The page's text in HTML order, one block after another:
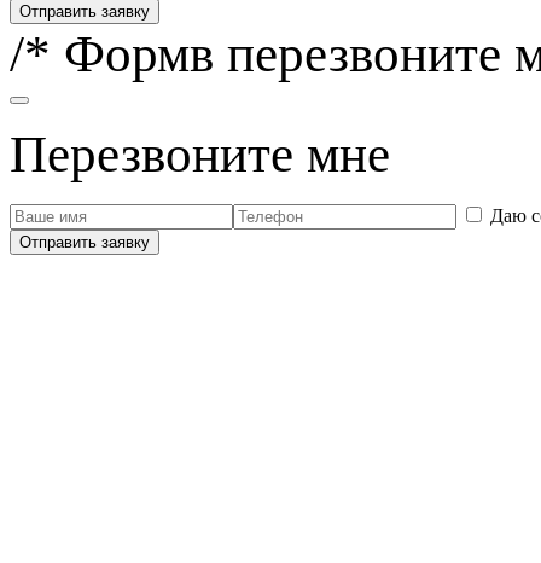
Отправить заявку
/* Формв перезвоните
Перезвоните мне
Даю
Отправить заявку